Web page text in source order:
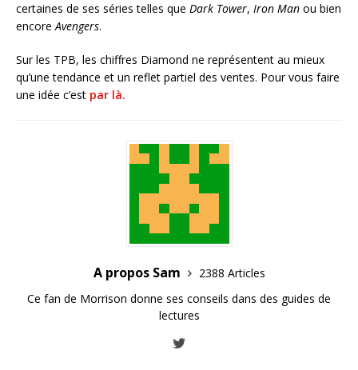
certaines de ses séries telles que Dark Tower, Iron Man ou bien
encoreAvengers.
Sur les TPB, les chiffres Diamond ne représentent au mieux
qu’une tendance et un reflet partiel des ventes. Pour vous faire
une idée c’est par là.
A propos Sam
2388 Articles
Ce fan de Morrison donne ses conseils dans des guides de
lectures